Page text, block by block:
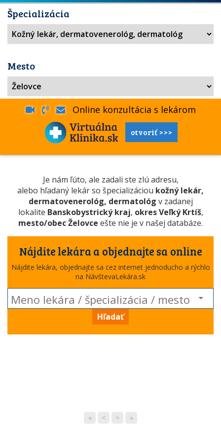
Špecializácia
Mesto
Online konzultácia s lekárom
otvoriť >>>
Je nám ľúto, ale zadali ste zlú adresu,
alebo hľadaný lekár so špecializáciou kožný lekár,
dermatovenerológ, dermatológ v zadanej
lokalite Banskobystrický kraj, okres Veľký Krtíš,
mesto/obec Želovce ešte nie je v našej databáze.
Nájdite lekára a objednajte sa online
Nájdite lekára, objednajte sa cez internet jednoducho a rýchlo
na NávštevaLekára.sk
Hľadať
« < > »